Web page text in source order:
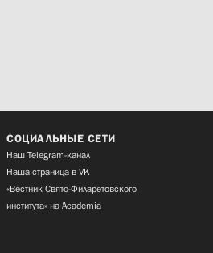
СОЦИАЛЬНЫЕ СЕТИ
Наш Telegram-канал
Наша страница в VK
«Вестник Свято-Филаретовского
института» на Academia